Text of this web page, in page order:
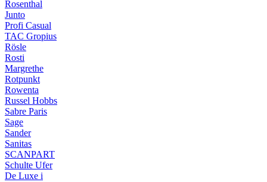
Rosenthal
Junto
Profi Casual
TAC Gropius
Rösle
Rosti
Margrethe
Rotpunkt
Rowenta
Russel Hobbs
Sabre Paris
Sage
Sander
Sanitas
SCANPART
Schulte Ufer
De Luxe i